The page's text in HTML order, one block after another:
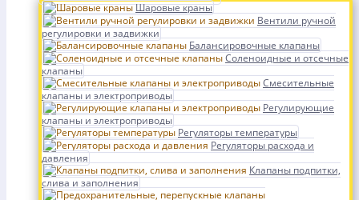
Шаровые краны
Вентили ручной
регулировки и задвижки
Балансировочные клапаны
Соленоидные и отсечные
клапаны
Смесительные
клапаны и электроприводы
Регулирующие
клапаны и электроприводы
Регуляторы температуры
Регуляторы расхода и
давления
Клапаны подпитки,
слива и заполнения